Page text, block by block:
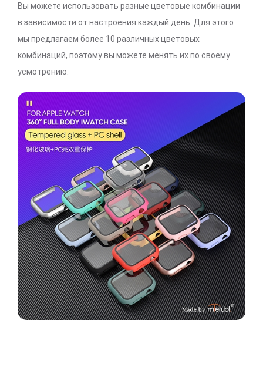
Вы можете использовать разные цветовые комбинации
в зависимости от настроения каждый день. Для этого
мы предлагаем более 10 различных цветовых
комбинаций, поэтому вы можете менять их по своему
усмотрению.